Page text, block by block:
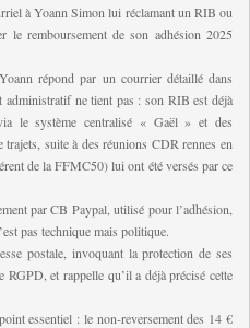
à Yoann Simon lui réclamant un RIB ou
le remboursement de son adhésion 2025
répond par un courrier détaillé dans
administratif ne tient pas : son RIB est déjà
le système centralisé « Gaël » et des
suite à des réunions CDR rennes en
de la FFMC50) lui ont été versés par ce
par CB Paypal, utilisé pour l’adhésion,
pas technique mais politique.
postale, invoquant la protection de ses
RGPD, et rappelle qu’il a déjà précisé cette
essentiel : le non-reversement des 14 €